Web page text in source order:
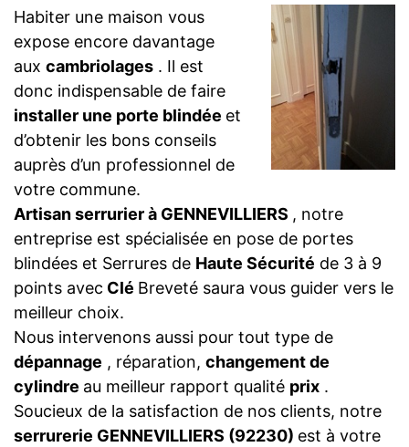
Habiter une maison vous
expose encore davantage
aux cambriolages . Il est
donc indispensable de faire
installer une porte blindée et
d’obtenir les bons conseils
auprès d’un professionnel de
votre commune.
Artisan serrurier à GENNEVILLIERS , notre
entreprise est spécialisée en pose de portes
blindées et Serrures de Haute Sécurité de 3 à 9
points avec Clé Breveté saura vous guider vers le
meilleur choix.
Nous intervenons aussi pour tout type de
dépannage , réparation, changement de
cylindre au meilleur rapport qualité prix .
Soucieux de la satisfaction de nos clients, notre
serrurerie GENNEVILLIERS (92230) est à votre